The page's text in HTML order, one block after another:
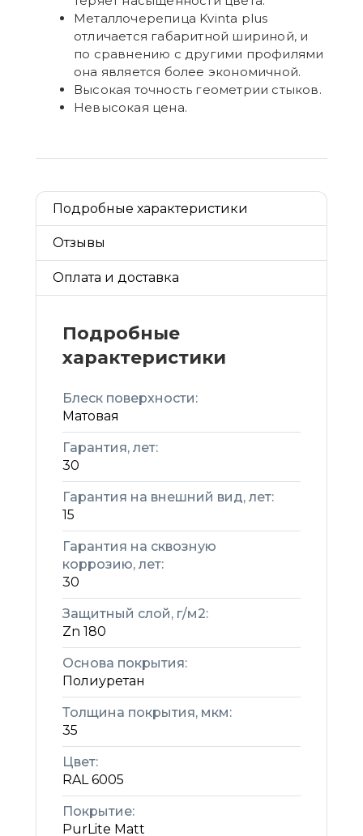
Металлочерепица Kvinta plus
отличается габаритной шириной, и
по сравнению с другими профилями
она является более экономичной.
Высокая точность геометрии стыков.
Невысокая цена.
Подробные характеристики
Отзывы
Оплата и доставка
Подробные
характеристики
Блеск поверхности:
Матовая
Гарантия, лет:
30
Гарантия на внешний вид, лет:
15
Гарантия на сквозную
коррозию, лет:
30
Защитный слой, г/м2:
Zn 180
Основа покрытия:
Полиуретан
Толщина покрытия, мкм:
35
Цвет:
RAL 6005
Покрытие:
PurLite Matt